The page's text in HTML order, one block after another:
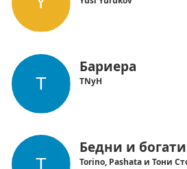
Бариера
TNyH
Бедни и богати
Torino, Pashata и Тони